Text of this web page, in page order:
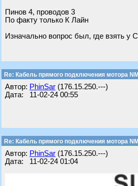
Пинов 4, проводов 3
По факту только К Лайн
Изначально вопрос был, где взять у
Re: Кабель прямого подключения мотора
Автор: PhinSar (176.15.250.---)
Дата: 11-02-24 00:55
Re: Кабель прямого подключения мотора
Автор: PhinSar (176.15.250.---)
Дата: 11-02-24 01:04